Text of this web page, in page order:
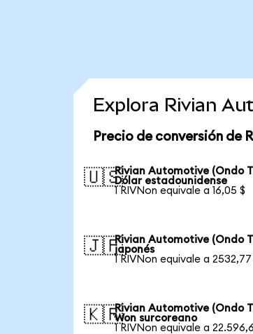
Explora Rivian
Precio de conversión de
🇺🇸Rivian Automotive (Ondo
Dólar estadounidense
1 RIVNon equivale a 16,05 $
🇯🇵Rivian Automotive (Ondo
japonés
1 RIVNon equivale a
🇰🇷Rivian Automotive (Ondo
Won surcoreano
1 RIVNon equivale a